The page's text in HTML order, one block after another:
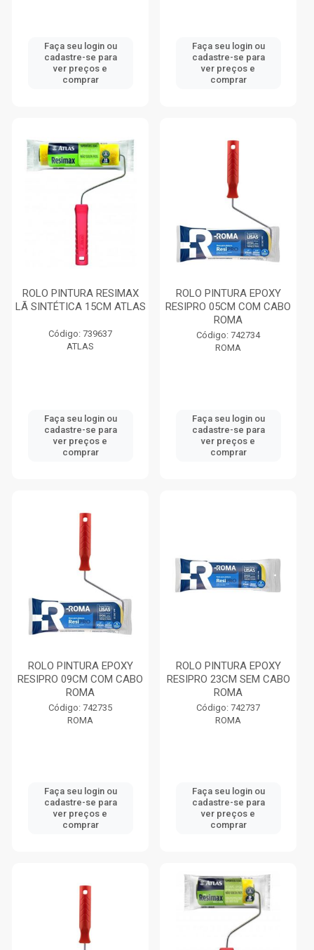
Faça seu login ou
cadastre-se para
ver preços e
comprar
Faça seu login ou
cadastre-se para
ver preços e
comprar
ROLO PINTURA RESIMAX
LÃ SINTÉTICA 15CM ATLAS
Código: 739637
ATLAS
Faça seu login ou
cadastre-se para
ver preços e
comprar
ROLO PINTURA EPOXY
RESIPRO 05CM COM CABO
ROMA
Código: 742734
ROMA
Faça seu login ou
cadastre-se para
ver preços e
comprar
ROLO PINTURA EPOXY
RESIPRO 09CM COM CABO
ROMA
Código: 742735
ROMA
Faça seu login ou
cadastre-se para
ver preços e
comprar
ROLO PINTURA EPOXY
RESIPRO 23CM SEM CABO
ROMA
Código: 742737
ROMA
Faça seu login ou
cadastre-se para
ver preços e
comprar